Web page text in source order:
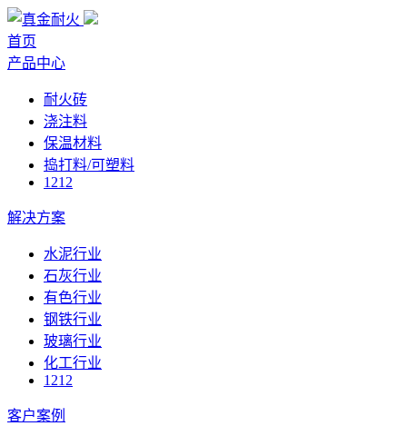
首页
产品中心
耐火砖
浇注料
保温材料
捣打料/可塑料
1212
解决方案
水泥行业
石灰行业
有色行业
钢铁行业
玻璃行业
化工行业
1212
客户案例